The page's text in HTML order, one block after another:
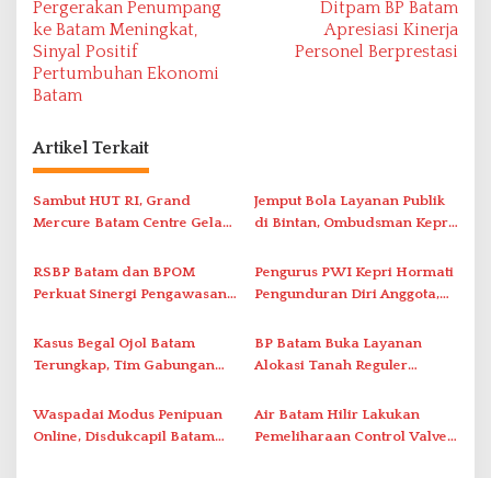
a
v
i
a
s
i
p
o
s
Pergerakan Penumpang
ke Batam Meningkat,
Sinyal Positif
Pertumbuhan Ekonomi
Batam
Ditpam BP Batam
Apresiasi Kinerja
Personel Berprestasi
Artikel Terkait
Sambut HUT RI, Grand
Mercure Batam Centre Gelar
Nusantara’
Jemput Bola Layanan Publik
di Bintan, Ombudsman Kepri
Solar Nelayan
RSBP Batam dan BPOM
Perkuat Sinergi Pengawasan
Pelayanan Kefarmasian
Pengurus PWI Kepri Hormati
Pengunduran Diri Anggota,
Administrasi ke Pusat
Kasus Begal Ojol Batam
Terungkap, Tim Gabungan
Simpang Dam
BP Batam Buka Layanan
Alokasi Tanah Reguler
Waspadai Modus Penipuan
Online, Disdukcapil Batam
Air Batam Hilir Lakukan
Pemeliharaan Control Valve,